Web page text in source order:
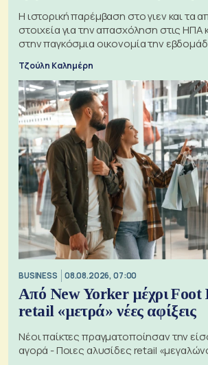
Η ιστορική παρέμβαση στο γιεν και τα
στοιχεία για την απασχόληση στις ΗΠΑ
στην παγκόσμια οικονομία την
Τζούλη Καλημέρη
BUSINESS 08.08.2026, 07:00
Από New Yorker μέχρι Foot
retail «μετρά» νέες αφίξεις
Νέοι παίκτες πραγματοποίησαν την
αγορά - Ποιες αλυσίδες retail